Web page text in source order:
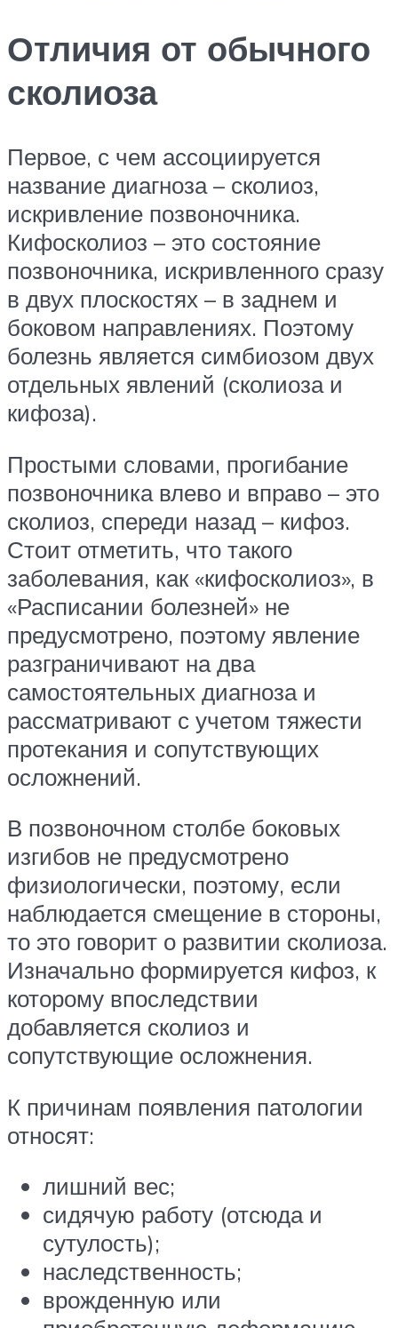
Отличия от обычного
сколиоза
Первое, с чем ассоциируется
название диагноза – сколиоз,
искривление позвоночника.
Кифосколиоз – это состояние
позвоночника, искривленного сразу
в двух плоскостях – в заднем и
боковом направлениях. Поэтому
болезнь является симбиозом двух
отдельных явлений (сколиоза и
кифоза).
Простыми словами, прогибание
позвоночника влево и вправо – это
сколиоз, спереди назад – кифоз.
Стоит отметить, что такого
заболевания, как «кифосколиоз», в
«Расписании болезней» не
предусмотрено, поэтому явление
разграничивают на два
самостоятельных диагноза и
рассматривают с учетом тяжести
протекания и сопутствующих
осложнений.
В позвоночном столбе боковых
изгибов не предусмотрено
физиологически, поэтому, если
наблюдается смещение в стороны,
то это говорит о развитии сколиоза.
Изначально формируется кифоз, к
которому впоследствии
добавляется сколиоз и
сопутствующие осложнения.
К причинам появления патологии
относят:
лишний вес;
сидячую работу (отсюда и
сутулость);
наследственность;
врожденную или